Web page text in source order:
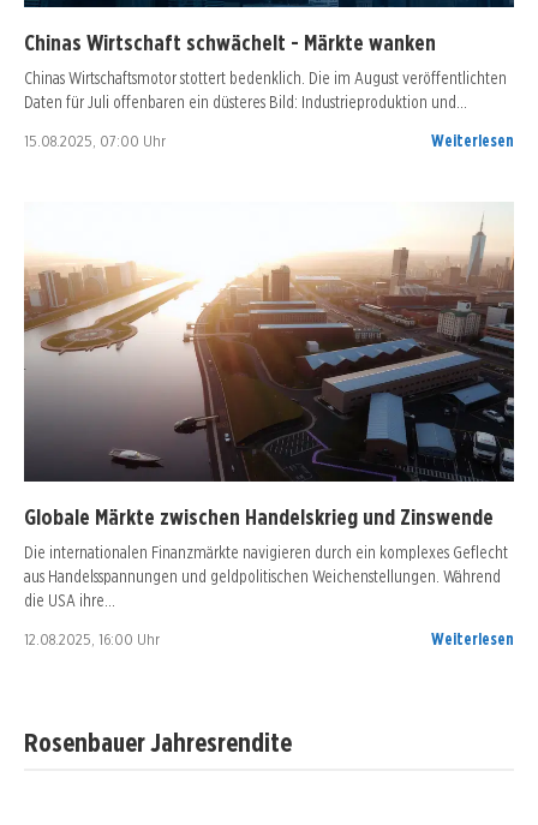
Chinas Wirtschaft schwächelt - Märkte wanken
Chinas Wirtschaftsmotor stottert bedenklich. Die im August veröffentlichten
Daten für Juli offenbaren ein düsteres Bild: Industrieproduktion und…
15.08.2025, 07:00 Uhr Weiterlesen
Globale Märkte zwischen Handelskrieg und Zinswende
Die internationalen Finanzmärkte navigieren durch ein komplexes Geflecht
aus Handelsspannungen und geldpolitischen Weichenstellungen. Während
die USA ihre…
12.08.2025, 16:00 Uhr Weiterlesen
Rosenbauer Jahresrendite